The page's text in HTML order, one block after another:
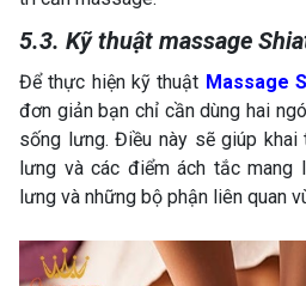
5.3. Kỹ thuật massage
Để thực hiện kỹ thuật Massage
đơn giản bạn chỉ cần dùng hai
sống lưng. Điều này sẽ giúp
lưng và các điểm ách tắc mang
lưng và những bộ phận liên quan